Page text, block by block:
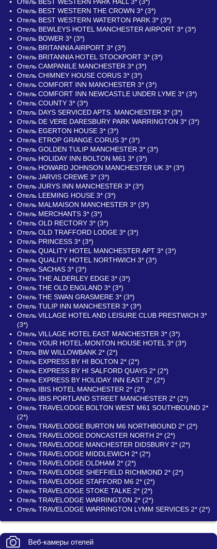
Отель BEST WESTERN THE CROWN 3* (3*)
Отель BEST WESTERN WATERTON PARK 3* (3*)
Отель BEWLEYS HOTEL MANCHESTER AIRPORT 3* (3*)
Отель BOWER 3* (3*)
Отель BRITANNIA AIRPORT 3* (3*)
Отель BRITANNIA HOTEL STOCKPORT 3* (3*)
Отель CAMPANILE MANCHESTER 3* (3*)
Отель CHIMNEY HOUSE CORUS 3* (3*)
Отель COMFORT INN MANCHESTER 3* (3*)
Отель COMFORT INN NEWCASTLE UNDER LYME 3* (3*)
Отель COUNTY 3* (3*)
Отель DAYS SERVICED APTS. MANCHESTER 3* (3*)
Отель DE VERE DARESBURY PARK WARRINGTON 3* (3*)
Отель EGERTON HOUSE 3* (3*)
Отель ETROP GRANGE CORUS 3* (3*)
Отель GOLDEN TULIP MANCHESTER 3* (3*)
Отель HOLIDAY INN BOLTON M61 3* (3*)
Отель HOWARD JOHNSON MANCHESTER UK 3* (3*)
Отель JARVIS CREWE 3* (3*)
Отель JURYS INN MANCHESTER 3* (3*)
Отель LEEMING HOUSE 3* (3*)
Отель MALMAISON MANCHESTER 3* (3*)
Отель MERCHANTS 3* (3*)
Отель OLD RECTORY 3* (3*)
Отель OLD TRAFFORD LODGE 3* (3*)
Отель PRINCESS 3* (3*)
Отель QUALITY HOTEL MANCHESTER APT 3* (3*)
Отель QUALITY HOTEL NORTHWICH 3* (3*)
Отель SACHAS 3* (3*)
Отель THE ALDERLEY EDGE 3* (3*)
Отель THE OLD ENGLAND 3* (3*)
Отель THE SWAN GRASMERE 3* (3*)
Отель TULIP INN MANCHESTER 3* (3*)
Отель VILLAGE HOTEL AND LEISURE CLUB PRESTWICH 3*
(3*)
Отель VILLAGE HOTEL EAST MANCHESTER 3* (3*)
Отель YOUR HOTEL-MONTON HOUSE HOTEL 3* (3*)
Отель BW WILLOWBANK 2* (2*)
Отель EXPRESS BY HI BOLTON 2* (2*)
Отель EXPRESS BY HI SALFORD QUAYS 2* (2*)
Отель EXPRESS BY HOLIDAY INN EAST 2* (2*)
Отель IBIS HOTEL MANCHESTER 2* (2*)
Отель IBIS PORTLAND STREET MANCHESTER 2* (2*)
Отель TRAVELODGE BOLTON WEST M61 SOUTHBOUND 2*
(2*)
Отель TRAVELODGE BURTON M6 NORTHBOUND 2* (2*)
Отель TRAVELODGE DONCASTER NORTH 2* (2*)
Отель TRAVELODGE MANCHESTER DIDSBURY 2* (2*)
Отель TRAVELODGE MIDDLEWICH 2* (2*)
Отель TRAVELODGE OLDHAM 2* (2*)
Отель TRAVELODGE SHEFFIELD RICHMOND 2* (2*)
Отель TRAVELODGE STAFFORD M6 2* (2*)
Отель TRAVELODGE STOKE TALKE 2* (2*)
Отель TRAVELODGE WARRINGTON 2* (2*)
Отель TRAVELODGE WARRINGTON LYMM SERVICES 2* (2*)
Веб-камеры отелей